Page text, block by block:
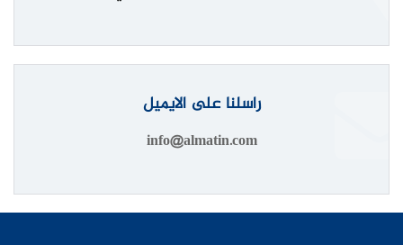
راسلنا على الايميل
info@almatin.com